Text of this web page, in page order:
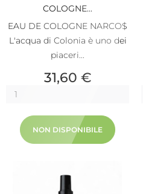
COLOGNE...
EAU DE COLOGNE NARCO$
L'acqua di Colonia è uno dei
piaceri...
Prezzo
31,60 €
NON DISPONIBILE